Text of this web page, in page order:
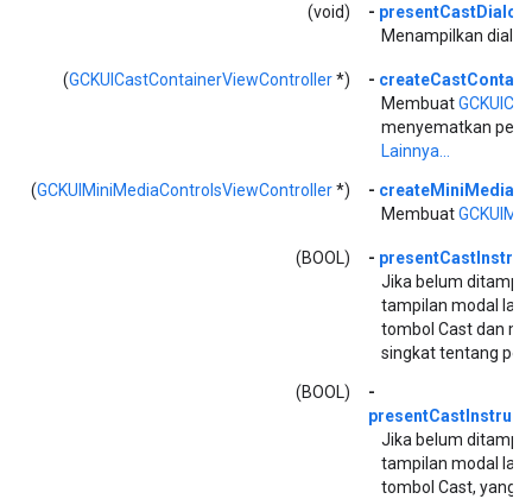
(void) - presentCastDialog
Menampilkan
(GCKUICastContainerViewController*) -
Membuat
menyematkan
Lainnya...
(GCKUIMiniMediaControlsViewController*) -
Membuat
(BOOL) -
Jika belum
tampilan modal
tombol Cast dan
singkat tentang
(BOOL)
-
Jika belum
tampilan modal
tombol Cast, yang